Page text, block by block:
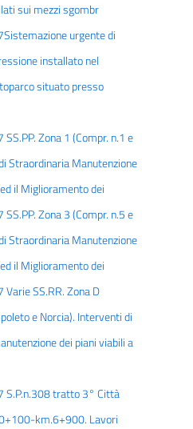
sui mezzi sgombr
urgente di
installato nel
situato presso
Zona 1 (Compr. n.1 e
Straordinaria Manutenzione
il Miglioramento dei
Zona 3 (Compr. n.5 e
Straordinaria Manutenzione
il Miglioramento dei
SS.RR. Zona D
e Norcia). Interventi di
dei piani viabili a
S.P.n.308 tratto 3° Città
km.6+900. Lavori